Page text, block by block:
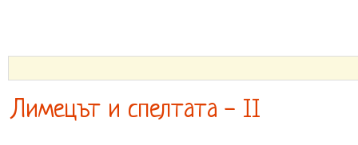
Лимецът и спелтата - II